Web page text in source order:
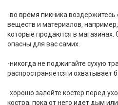
-во время пикника
веществ и материалов,
которые продаются в магазинах.
опасны для вас самих.
-никогда не поджигайте сухую
распространяется и охватывает
-хорошо залейте костер перед
костра, пока от него идет дым